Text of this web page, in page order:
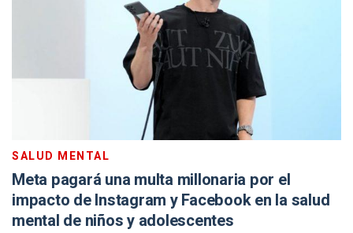
SALUD MENTAL
Meta pagará una multa millonaria por el
impacto de Instagram y Facebook en la salud
mental de niños y adolescentes